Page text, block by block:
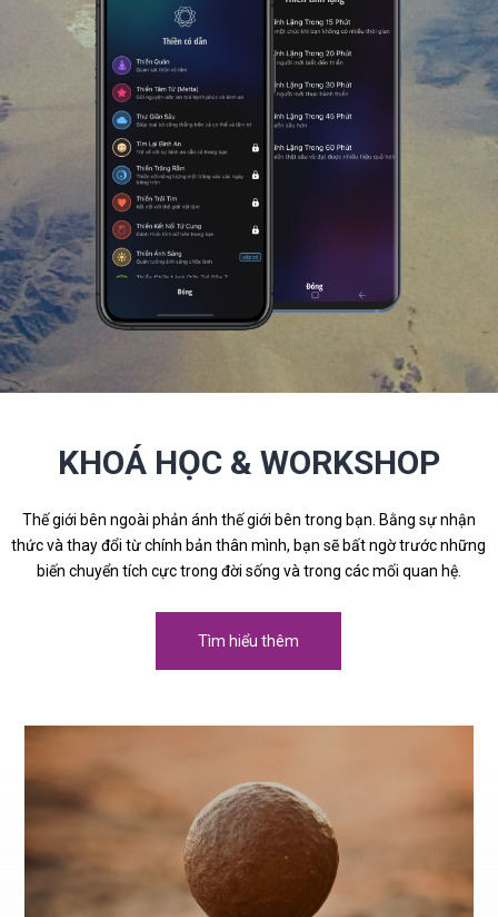
KHOÁ HỌC & WORKSHOP
Thế giới bên ngoài phản ánh thế giới bên trong bạn. Bằng sự nhận
thức và thay đổi từ chính bản thân mình, bạn sẽ bất ngờ trước những
biến chuyển tích cực trong đời sống và trong các mối quan hệ.
Tìm hiểu thêm